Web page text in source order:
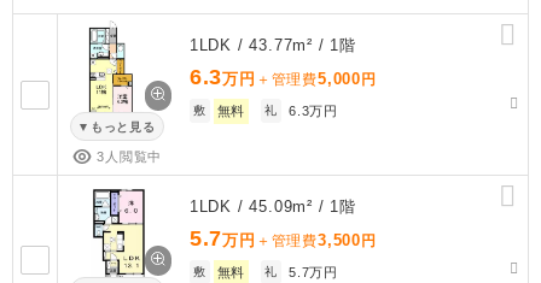
もっと見る
3人閲覧中
1LDK / 43.77m² / 1階
6.3万円 ＋管理費5,000 円
敷 無料 礼 6.3万円
1LDK / 45.09m² / 1階
5.7万円 ＋管理費3,500 円
敷 無料 礼 5.7万円